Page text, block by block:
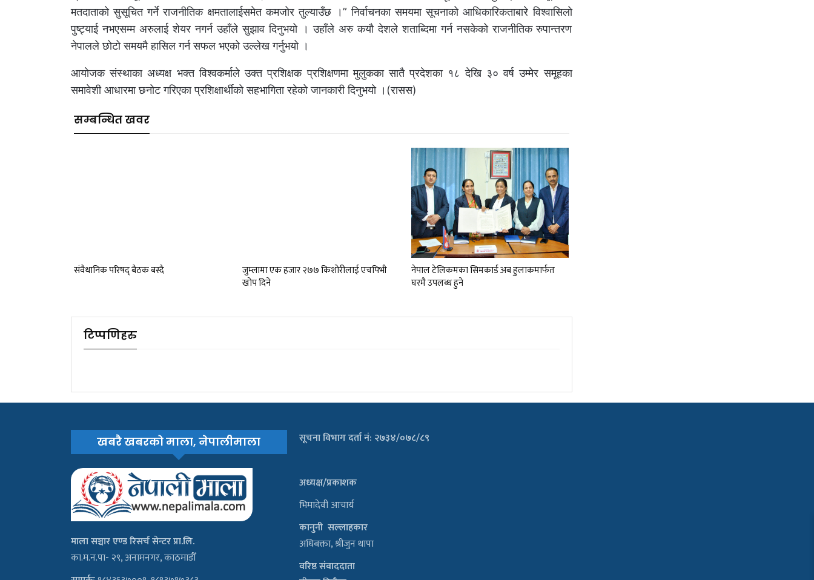
मतदाताको सुसूचित गर्ने राजनीतिक क्षमतालाईसमेत कमजोर तुल्याउँछ ।” निर्वाचनका समयमा सूचनाको आधिकारिकताबारे विश्वासिलो
पुष्ट्याई नभएसम्म अरुलाई शेयर नगर्न उहाँले सुझाव दिनुभयो । उहाँले अरु कयौ देशले शताब्दिमा गर्न नसकेको राजनीतिक रुपान्तरण
नेपालले छोटो समयमै हासिल गर्न सफल भएको उल्लेख गर्नुभयो ।
आयोजक संस्थाका अध्यक्ष भक्त विश्वकर्माले उक्त प्रशिक्षक प्रशिक्षणमा मुलुकका सातै प्रदेशका १८ देखि ३० वर्ष उम्मेर समूहका
समावेशी आधारमा छनोट गरिएका प्रशिक्षार्थीको सहभागिता रहेको जानकारी दिनुभयो ।(रासस)
सम्बन्धित खवर
संवैधानिक परिषद् बैठक बस्दै
जुम्लामा एक हजार २७७ किशोरीलाई एचपिभी
खोप दिने
नेपाल टेलिकमका सिमकार्ड अब हुलाकमार्फत
घरमै उपलब्ध हुने
टिप्पणिहरु
खबरै खबरको माला, नेपालीमाला
माला सञ्चार एण्ड रिसर्च सेन्टर प्रा.लि.
का.म.न.पा- २९, अनामनगर, काठमाडौँ
सूचना विभाग दर्ता नं: २७३४/०७८/८९
अध्यक्ष/प्रकाशक
भिमादेवी आचार्य
कानुनी सल्लाहकार
अधिबक्ता, श्रीजुन थापा
वरिष्ठ संवाददाता